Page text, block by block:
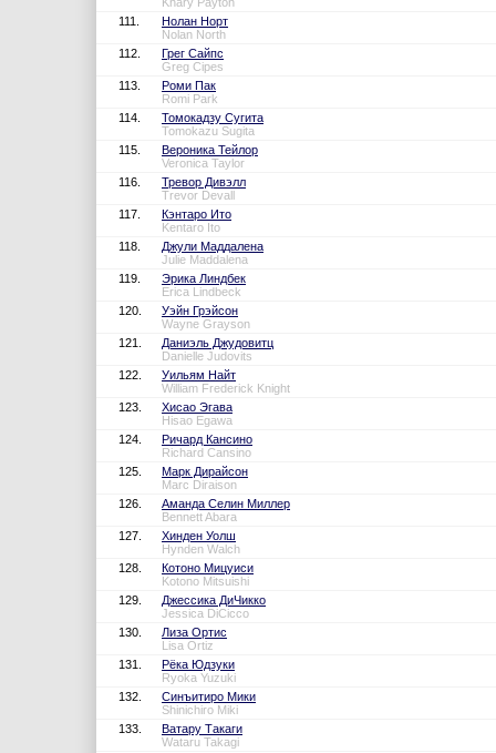
111.
Нолан Норт
Nolan North
112.
Грег Сайпс
Greg Cipes
113.
Роми Пак
Romi Park
114.
Томокадзу Сугита
Tomokazu Sugita
115.
Вероника Тейлор
Veronica Taylor
116.
Тревор Дивэлл
Trevor Devall
117.
Кэнтаро Ито
Kentaro Ito
118.
Джули Маддалена
Julie Maddalena
119.
Эрика Линдбек
Erica Lindbeck
120.
Уэйн Грэйсон
Wayne Grayson
121.
Даниэль Джудовитц
Danielle Judovits
122.
Уильям Найт
William Frederick Knight
123.
Хисао Эгава
Hisao Egawa
124.
Ричард Кансино
Richard Cansino
125.
Марк Дирайсон
Marc Diraison
126.
Аманда Селин Миллер
Bennett Abara
127.
Хинден Уолш
Hynden Walch
128.
Котоно Мицуиси
Kotono Mitsuishi
129.
Джессика ДиЧикко
Jessica DiCicco
130.
Лиза Ортис
Lisa Ortiz
131.
Рёка Юдзуки
Ryoka Yuzuki
132.
Синъитиро Мики
Shinichiro Miki
133.
Ватару Такаги
Wataru Takagi